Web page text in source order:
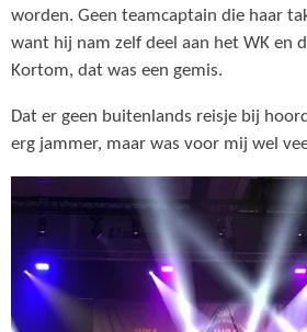
worden. Geen teamcaptain die haar
want hij nam zelf deel aan het WK en
Kortom, dat was een gemis.
Dat er geen buitenlands reisje bij
erg jammer, maar was voor mij wel